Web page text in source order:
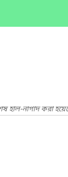
হাল-নাগাদ করা